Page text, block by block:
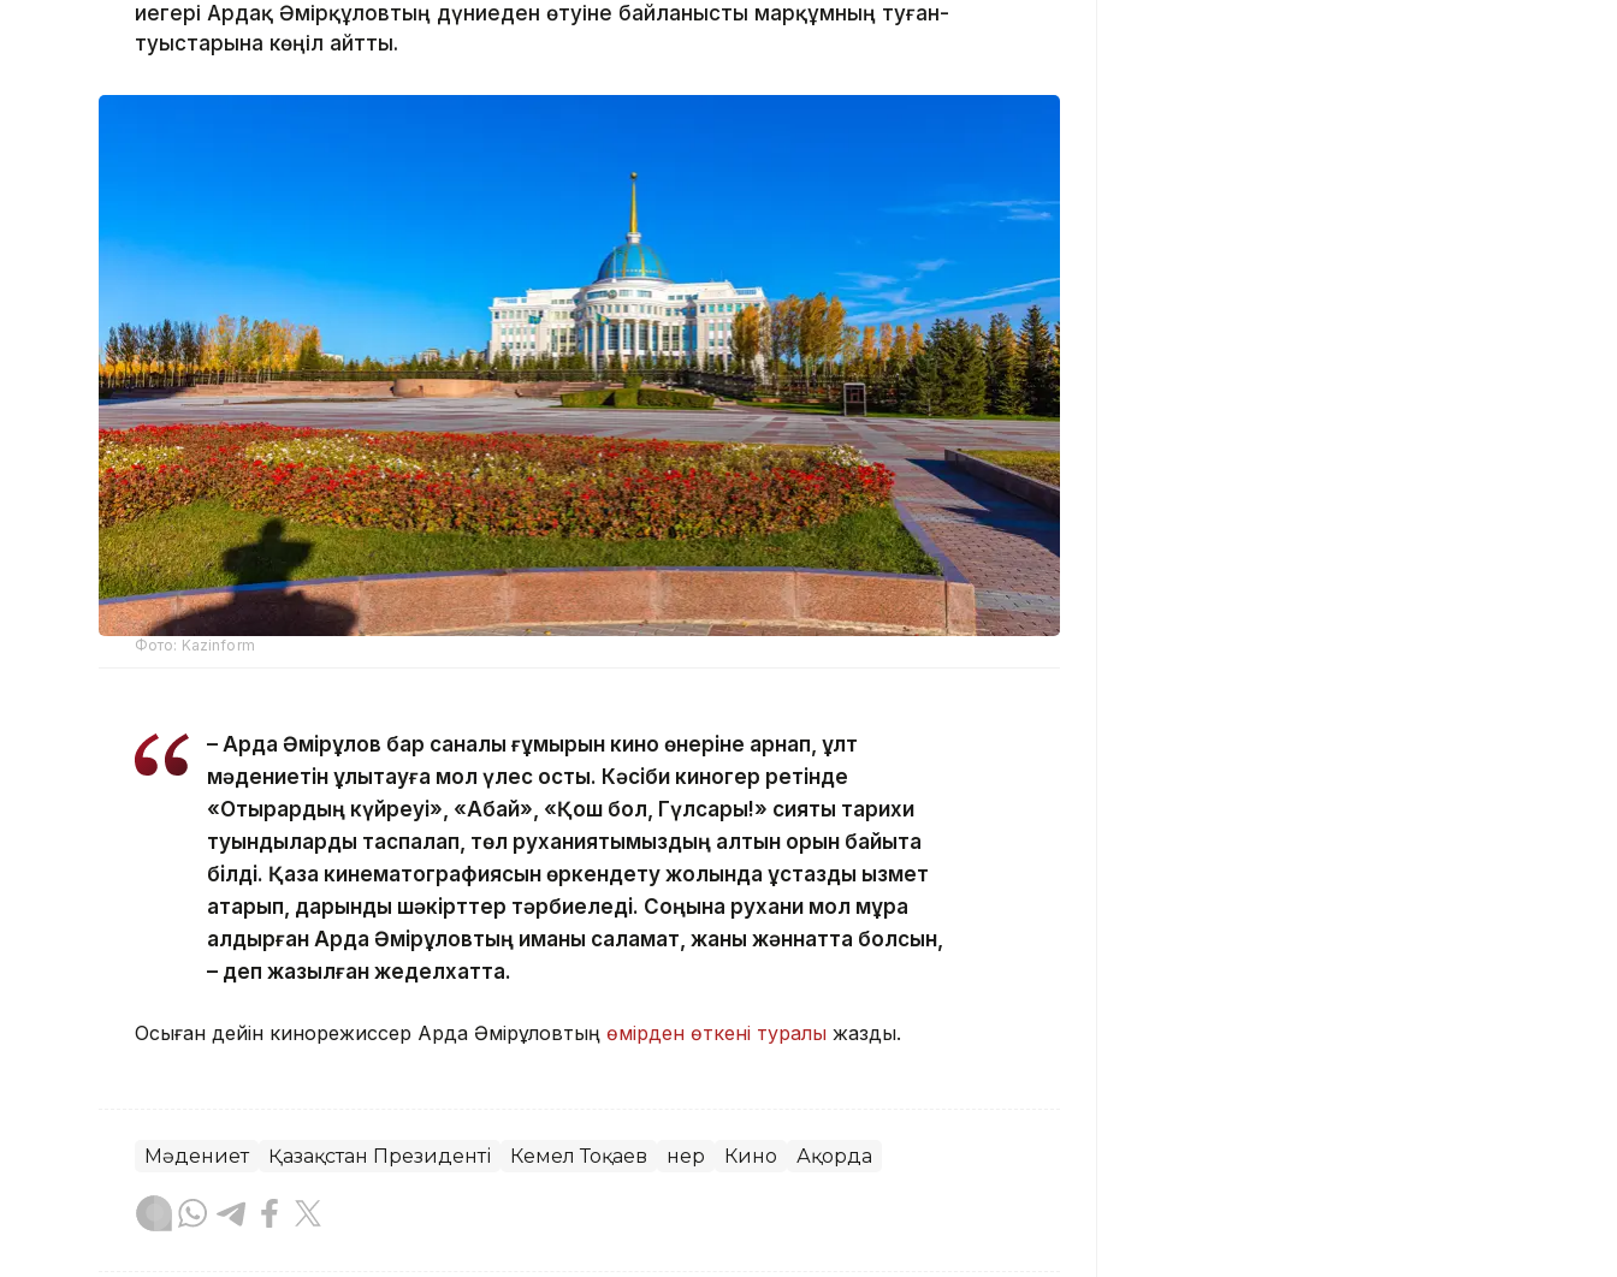
иегері Ардақ Әмірқұловтың дүниеден өтуіне байланысты марқұмның туған-
туыстарына көңіл айтты.
Фото: Kazinform
– Ардақ Әмірқұлов бар саналы ғұмырын кино өнеріне арнап, ұлт
мәдениетін ұлықтауға мол үлес қосты. Кәсіби киногер ретінде
«Отырардың күйреуі», «Абай», «Қош бол, Гүлсары!» сияқты тарихи
туындыларды таспалап, төл руханиятымыздың алтын қорын байыта
білді. Қазақ кинематографиясын өркендету жолында ұстаздық қызмет
атқарып, дарынды шәкірттер тәрбиеледі. Соңына рухани мол мұра
қалдырған Ардақ Әмірқұловтың иманы саламат, жаны жәннатта болсын,
– деп жазылған жеделхатта.
Осыған дейін кинорежиссер Ардақ Әмірқұловтың өмірден өткені туралы жаздық.
Мәдениет Қазақстан Президенті Кемел Тоқаев Өнер Кино Ақорда